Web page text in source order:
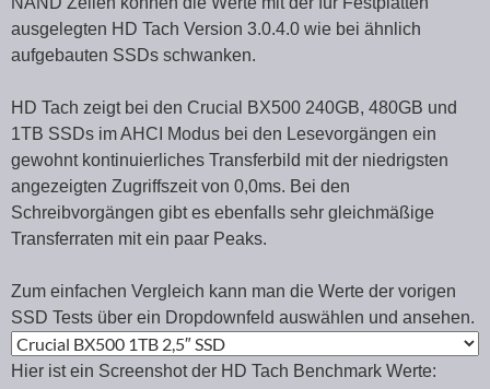
ausgelegten HD Tach Version 3.0.4.0 wie bei ähnlich
aufgebauten SSDs schwanken.
HD Tach zeigt bei den Crucial BX500 240GB, 480GB und
1TB SSDs im AHCI Modus bei den Lesevorgängen ein
gewohnt kontinuierliches Transferbild mit der niedrigsten
angezeigten Zugriffszeit von 0,0ms. Bei den
Schreibvorgängen gibt es ebenfalls sehr gleichmäßige
Transferraten mit ein paar Peaks.
Zum einfachen Vergleich kann man die Werte der vorigen
SSD Tests über ein Dropdownfeld auswählen und ansehen.
Hier ist ein Screenshot der HD Tach Benchmark Werte: